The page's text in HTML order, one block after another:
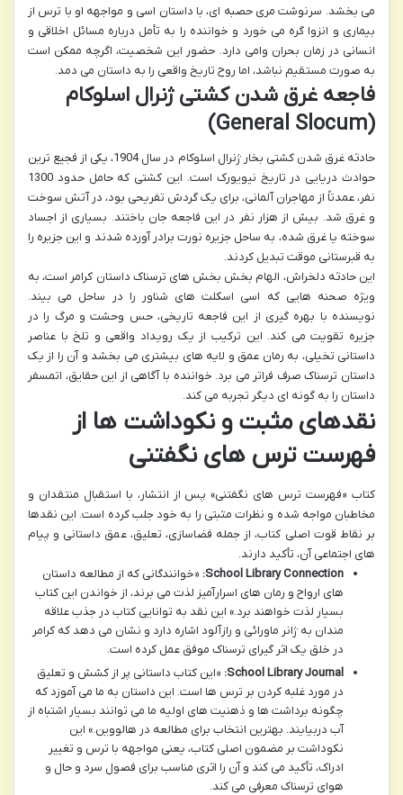
می بخشد. سرنوشت مری حصبه ای، با داستان اسی و مواجهه او با ترس از
بیماری و انزوا گره می خورد و خواننده را به تأمل درباره مسائل اخلاقی و
انسانی در زمان بحران وامی دارد. حضور این شخصیت، اگرچه ممکن است
به صورت مستقیم نباشد، اما روح تاریخ واقعی را به داستان می دمد.
فاجعه غرق شدن کشتی ژنرال اسلوکام
(General Slocum)
حادثه غرق شدن کشتی بخار ژنرال اسلوکام در سال 1904، یکی از فجیع ترین
حوادث دریایی در تاریخ نیویورک است. این کشتی که حامل حدود 1300
نفر، عمدتاً از مهاجران آلمانی، برای یک گردش تفریحی بود، در آتش سوخت
و غرق شد. بیش از هزار نفر در این فاجعه جان باختند. بسیاری از اجساد
سوخته یا غرق شده، به ساحل جزیره نورت برادر آورده شدند و این جزیره را
به قبرستانی موقت تبدیل کردند.
این حادثه دلخراش، الهام بخش بخش های ترسناک داستان کرامر است، به
ویژه صحنه هایی که اسی اسکلت های شناور را در ساحل می بیند.
نویسنده با بهره گیری از این فاجعه تاریخی، حس وحشت و مرگ را در
جزیره تقویت می کند. این ترکیب از یک رویداد واقعی و تلخ با عناصر
داستانی تخیلی، به رمان عمق و لایه های بیشتری می بخشد و آن را از یک
داستان ترسناک صرف فراتر می برد. خواننده با آگاهی از این حقایق، اتمسفر
داستان را به گونه ای دیگر تجربه می کند.
نقدهای مثبت و نکوداشت ها از
فهرست ترس های نگفتنی
کتاب «فهرست ترس های نگفتنی» پس از انتشار، با استقبال منتقدان و
مخاطبان مواجه شده و نظرات مثبتی را به خود جلب کرده است. این نقدها
بر نقاط قوت اصلی کتاب، از جمله فضاسازی، تعلیق، عمق داستانی و پیام
های اجتماعی آن، تأکید دارند.
School Library Connection: «خوانندگانی که از مطالعه داستان
های ارواح و رمان های اسرارآمیز لذت می برند، از خواندن این کتاب
بسیار لذت خواهند برد.» این نقد به توانایی کتاب در جذب علاقه
مندان به ژانر ماورائی و رازآلود اشاره دارد و نشان می دهد که کرامر
در خلق یک اثر گیرای ترسناک موفق عمل کرده است.
School Library Journal: «این کتاب داستانی پر از کشش و تعلیق
در مورد غلبه کردن بر ترس ها است. این داستان به ما می آموزد که
چگونه برداشت ها و ذهنیت های اولیه ما می توانند بسیار اشتباه از
آب دربیایند. بهترین انتخاب برای مطالعه در هالووین.» این
نکوداشت بر مضمون اصلی کتاب، یعنی مواجهه با ترس و تغییر
ادراک، تأکید می کند و آن را اثری مناسب برای فصول سرد و حال و
هوای ترسناک معرفی می کند.